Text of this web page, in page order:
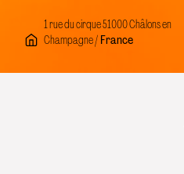
1 rue du cirque 51000 Châlons en
Champagne /France